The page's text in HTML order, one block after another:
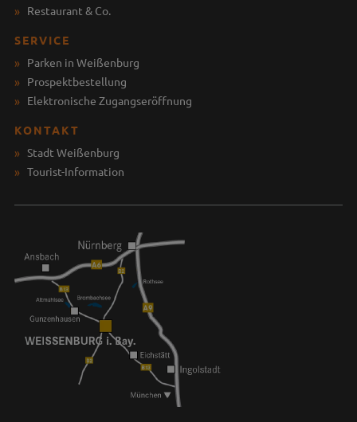
Restaurant & Co.
SERVICE
Parken in Weißenburg
Prospektbestellung
Elektronische Zugangseröffnung
KONTAKT
Stadt Weißenburg
Tourist-Information